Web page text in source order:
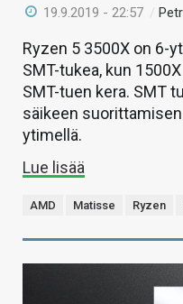
19.9.2019 - 22:57 /
Ryzen 5 3500X on 6-
SMT-tukea, kun
SMT-tuen kera. SMT
säikeen
ytimellä.
Lue lisää
AMD Matisse Ryzen